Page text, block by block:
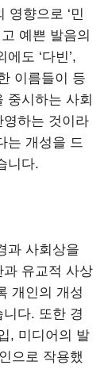
영향으로 ‘민
고 예쁜 발음의
도 ‘다빈’,
이름들이 등
중시하는 사회
하는 것이라
는 개성을 드
니다.
과 사회상을
유교적 사상
개인의 개성
다. 또한 경
, 미디어의 발
으로 작용했